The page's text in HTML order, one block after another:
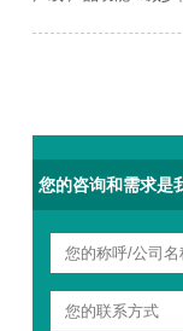
您的咨询和需求是